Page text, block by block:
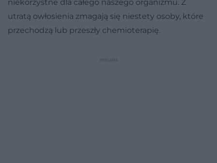
niekorzystne dla całego naszego organizmu. Z
utratą owłosienia zmagają się niestety osoby, które
przechodzą lub przeszły chemioterapię.